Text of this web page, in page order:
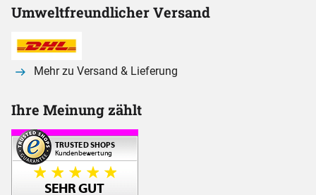
Umweltfreundlicher Versand
Mehr zu Versand & Lieferung
Ihre Meinung zählt